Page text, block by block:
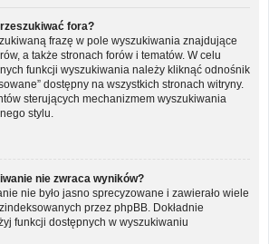
fora?
frazę w pole wyszukiwania znajdujące
a także stronach forów i tematów. W celu
funkcji wyszukiwania należy kliknąć odnośnik
dostępny na wszystkich stronach witryny.
sterujących mechanizmem wyszukiwania
stylu.
nie zwraca wyników?
nie było jasno sprecyzowane i zawierało wiele
przez phpBB. Dokładnie
funkcji dostępnych w wyszukiwaniu